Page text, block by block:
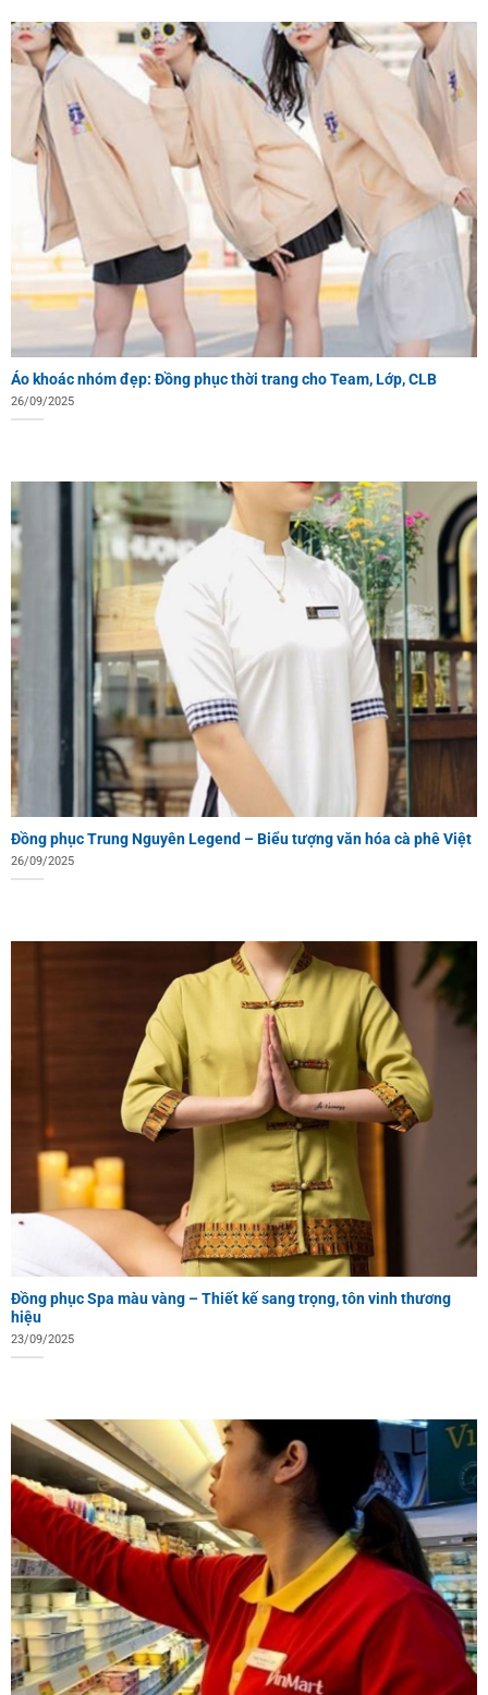
Áo khoác nhóm đẹp: Đồng phục thời trang cho Team, Lớp, CLB
26/09/2025
Đồng phục Trung Nguyên Legend – Biểu tượng văn hóa cà phê Việt
26/09/2025
Đồng phục Spa màu vàng – Thiết kế sang trọng, tôn vinh thương
hiệu
23/09/2025